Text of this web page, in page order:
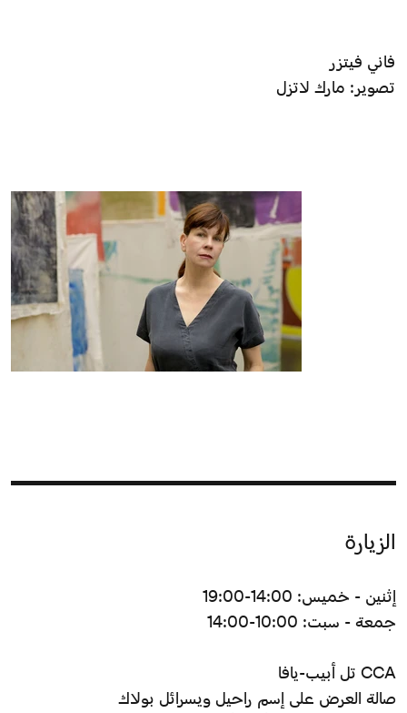
فاني فيتزر
تصوير: مارك لاتزل
الزيارة
إثنين - خميس: 14:00-19:00
جمعة - سبت: 10:00-14:00
CCA تل أبيب-يافا
صالة العرض على إسم راحيل ويسرائل بولاك